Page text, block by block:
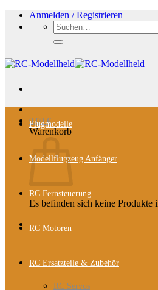
Zum
Inhalt
Anmelden / Registrieren
Suchen
nach:
0,00€
Warenkorb
Es befinden sich keine Produkte
Flugmodelle
Modellflugzeug Anfänger
RC Fernsteuerung
RC Motoren
RC Ersatzteile & Zubehör
RC Servos